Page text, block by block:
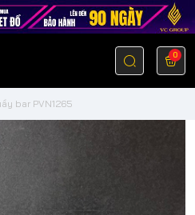
0
bar PVN1265